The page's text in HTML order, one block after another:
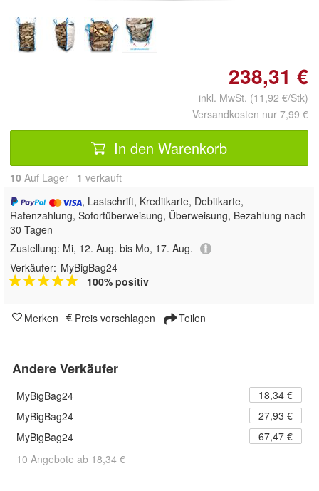
238,31 €
inkl. MwSt. (11,92 €/Stk)
Versandkosten nur 7,99 €
In den Warenkorb
10 Auf Lager 1 verkauft
, Lastschrift, Kreditkarte, Debitkarte,
Ratenzahlung, Sofortüberweisung, Überweisung, Bezahlung nach
30 Tagen
Zustellung: Mi, 12. Aug. bis Mo, 17. Aug.
Verkäufer: MyBigBag24
100% positiv
Merken Preis vorschlagen Teilen
Andere Verkäufer
MyBigBag24
18,34 €
MyBigBag24
27,93 €
MyBigBag24
67,47 €
10 Angebote ab 18,34 €